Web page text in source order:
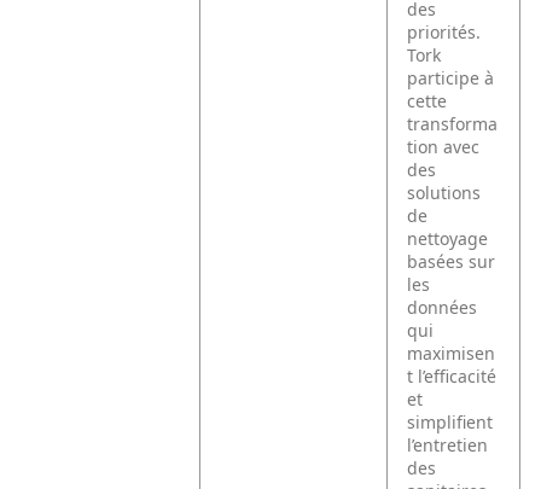
des
priorités.
Tork
participe à
cette
transforma
tion avec
des
solutions
de
nettoyage
basées sur
les
données
qui
maximisen
t l’efficacité
et
simplifient
l’entretien
des